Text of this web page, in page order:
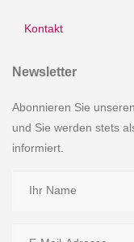
Kontakt
Newsletter
Abonnieren Sie
und Sie werden stets
informiert.